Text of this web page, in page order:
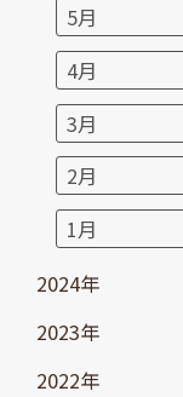
5月
4月
3月
2月
1月
2024年
2023年
2022年